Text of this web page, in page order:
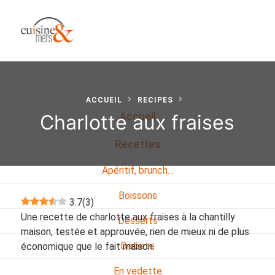
Accueil
Recettes
Apéritif, brunch…
Boissons
Desserts
Diabete
En vedette
ACCUEIL RECIPES
Charlotte aux fraises
3.7(3)
Une recette de charlotte aux fraises à la chantilly
maison, testée et approuvée, rien de mieux ni de plus
économique que le fait maison.